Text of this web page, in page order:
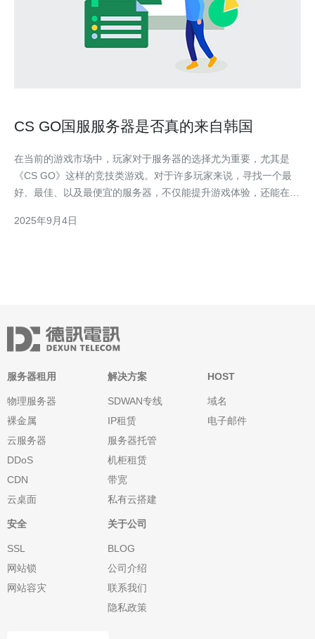
CS GO国服服务器是否真的来自韩国
在当前的游戏市场中，玩家对于服务器的选择尤为重要，尤其是
《CS GO》这样的竞技类游戏。对于许多玩家来说，寻找一个最
好、最佳、以及最便宜的服务器，不仅能提升游戏体验，还能在竞
是其是否真的来自韩国，成为了众多玩家关注的焦点。在这篇文章
2025年9月4日
服务器租用
物理服务器
裸金属
云服务器
DDoS
CDN
云桌面
解决方案
SDWAN专线
IP租赁
服务器托管
机柜租赁
带宽
私有云搭建
HOST
域名
电子邮件
安全
SSL
网站锁
网站容灾
关于公司
BLOG
公司介绍
联系我们
隐私政策